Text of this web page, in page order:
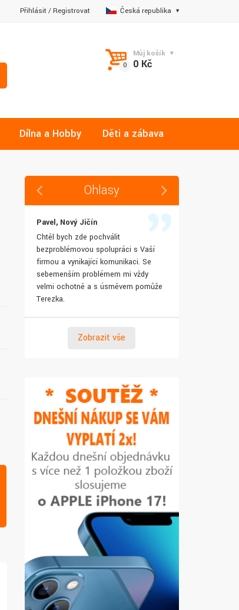
Česká republika
Přihlásit/Registrovat
Můj košík
0 Kč
Dílna a Hobby Děti a zábava
Ohlasy
Pavel, Nový Jičín
Chtěl bych zde pochválit
bezproblémovou spolupráci s Vaší
firmou a vynikající komunikaci. Se
sebemenším problémem mi vždy
velmi ochotně a s úsměvem pomůže
Terezka.
Zobrazit vše